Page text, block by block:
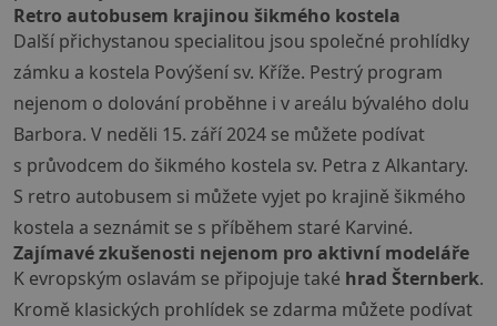
Retro autobusem krajinou šikmého kostela
Další přichystanou specialitou jsou společné prohlídky
zámku a kostela Povýšení sv. Kříže. Pestrý program
nejenom o dolování proběhne i v areálu bývalého dolu
Barbora. V neděli 15. září 2024 se můžete podívat
s průvodcem do šikmého kostela sv. Petra z Alkantary.
S retro autobusem si můžete vyjet po krajině šikmého
kostela a seznámit se s příběhem staré Karviné.
Zajímavé zkušenosti nejenom pro aktivní modeláře
K evropským oslavám se připojuje také hrad Šternberk.
Kromě klasických prohlídek se zdarma můžete podívat